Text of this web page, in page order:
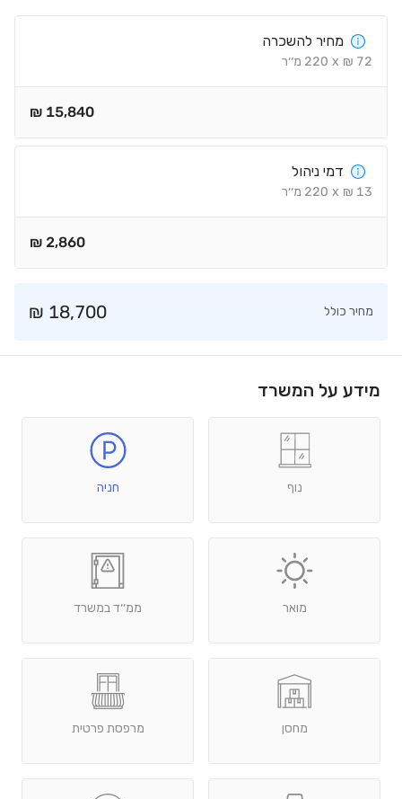
מחיר להשכרה
72
₪
x
220 מ׳׳ר
15,840
₪
דמי ניהול
13
₪
x
220 מ׳׳ר
2,860
₪
מחיר כולל 18,700
₪
מידע על המשרד
נוף חניה
מואר ממ׳׳ד במשרד
מחסן מרפסת פרטית